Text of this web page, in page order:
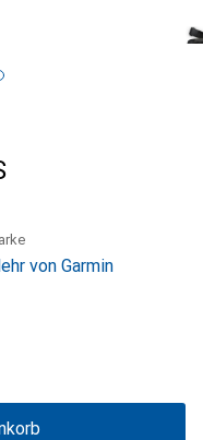
von Garmin